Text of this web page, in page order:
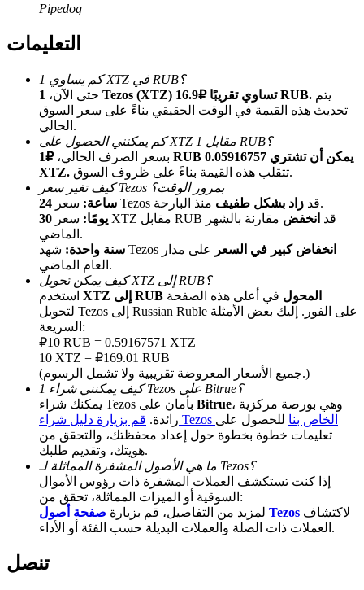
شركاء Bitrue
الإحالة
قم بدعوة صديق لتحصل على مكافآت نقدية
BTC Welcome Rewards
BTC Welcome Rewards
Pipedog
التعليمات
كم يساوي 1 XTZ في RUB؟
حتى الآن،
1 Tezos (XTZ) تساوي تقريبًا ₽16.9 RUB.
تحديث هذه القيمة في الوقت الحقيقي بناءً على سعر السوق
الحالي.
كم يمكنني الحصول على XTZ مقابل 1 RUB؟
بسعر الصرف الحالي،
₽1 RUB يمكن أن تشتري 0.05916757
XTZ.
تتقلب هذه القيمة بناءً على ظروف السوق.
كيف تغير سعر Tezos بمرور الوقت؟
24 ساعة:
سعر Tezos قد زاد بشكل طفيف
منذ البارحة.
30 يومًا:
سعر XTZ مقابل RUB قد انخفض مقارنة بالشهر
الماضي.
سنة واحدة: شهد Tezos انخفاض كبير في السعر
على مدار
العام الماضي.
كيف يمكن تحويل XTZ إلى RUB؟
XTZ إلى RUB المحول في أعلى هذه الصفحة
لتحويل Tezos إلى Russian Ruble على الفور. إليك بعض الأمثلة
السريعة:
₽10 RUB = 0.59167571 XTZ
10 XTZ = ₽169.01 RUB
(جميع الأسعار المعروضة تقريبية ولا تشمل الرسوم.)
كيف يمكنني شراء 1 Tezos على Bitrue؟
Bitrue، وهي بورصة مركزية
رائدة.
قم بزيارة دليل شراء Tezos الخاص بنا للحصول على
تعليمات خطوة بخطوة حول إعداد محفظتك، والتحقق من
هويتك، وتقديم طلبك.
ما هي الأصول المشفرة المماثلة لـ Tezos؟
إذا كنت تستكشف العملات المشفرة ذات رؤوس الأموال
السوقية أو الميزات المماثلة، تحقق من:
لمزيد من التفاصيل، قم بزيارة صفحة أصول Tezos
العملات ذات الصلة والعملات البديلة حسب الفئة أو الأداء.
تنصل